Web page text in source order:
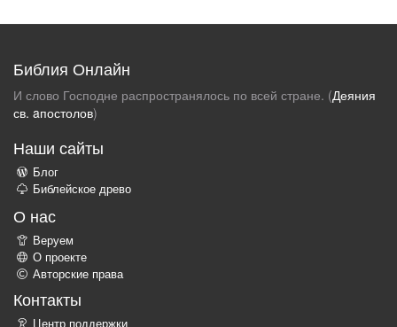
Библия Онлайн
И слово Господне распространялось по всей стране. (Деяния
св. aпостолов)
Наши сайты
Блог
Библейское древо
О нас
Веруем
О проекте
Авторские права
Контакты
Центр поддержки